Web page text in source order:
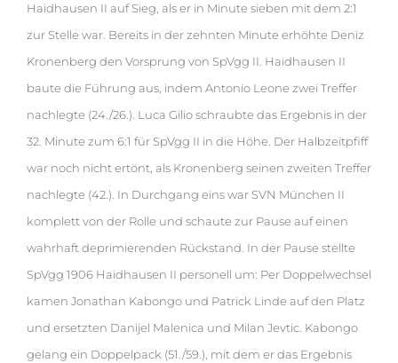
Haidhausen II auf Sieg, als er in Minute sieben mit dem 2:1
zur Stelle war. Bereits in der zehnten Minute erhöhte Deniz
Kronenberg den Vorsprung von SpVgg II. Haidhausen II
baute die Führung aus, indem Antonio Leone zwei Treffer
nachlegte (24./26.). Luca Gilio schraubte das Ergebnis in der
32. Minute zum 6:1 für SpVgg II in die Höhe. Der Halbzeitpfiff
war noch nicht ertönt, als Kronenberg seinen zweiten Treffer
nachlegte (42.). In Durchgang eins war SVN München II
komplett von der Rolle und schaute zur Pause auf einen
wahrhaft deprimierenden Rückstand. In der Pause stellte
SpVgg 1906 Haidhausen II personell um: Per Doppelwechsel
kamen Jonathan Kabongo und Patrick Linde auf den Platz
und ersetzten Danijel Malenica und Milan Jevtic. Kabongo
gelang ein Doppelpack (51./59.), mit dem er das Ergebnis